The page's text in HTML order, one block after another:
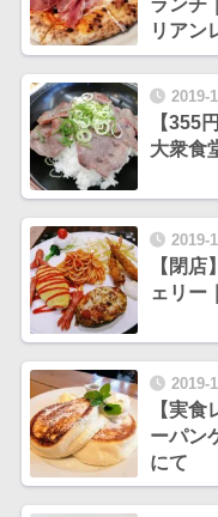
ランチ
リアン
2019-
【355
大衆食
2019-
【閉
ェリー
2019-
【実
ーパン
にて